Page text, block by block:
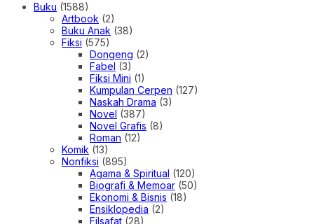
Buku (1588)
Artbook (2)
Buku Anak (38)
Fiksi (575)
Dongeng (2)
Fabel (3)
Fiksi Mini (1)
Kumpulan Cerpen (127)
Naskah Drama (3)
Novel (387)
Novel Grafis (8)
Roman (12)
Komik (13)
Nonfiksi (895)
Agama & Spiritual (120)
Biografi & Memoar (50)
Ekonomi & Bisnis (18)
Ensiklopedia (2)
Filsafat (28)